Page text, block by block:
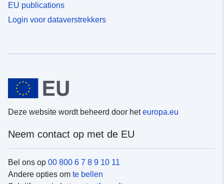
EU publications
Login voor dataverstrekkers
Deze website wordt beheerd door heteuropa.eu
Neem contact op met de EU
Bel ons op 00 800 6 7 8 9 10 11
Andere opties om te bellen